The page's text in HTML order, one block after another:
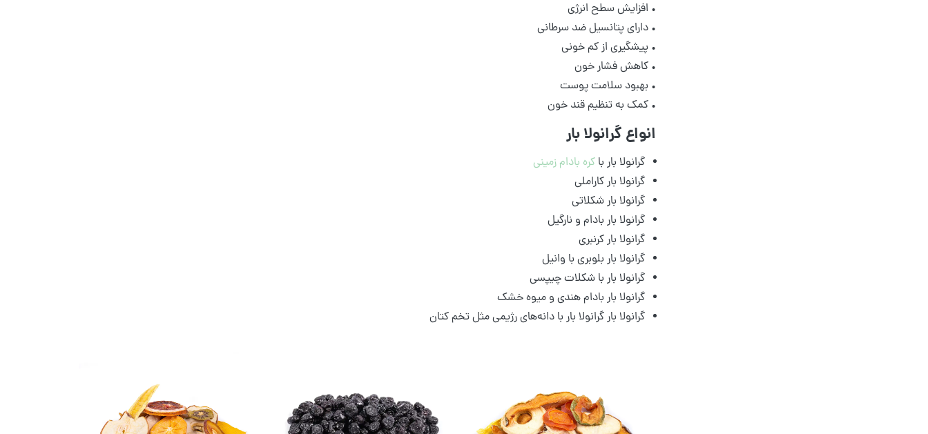
• افزایش سطح انرژی
• دارای پتانسیل ضد سرطانی
• پیشگیری از کم خونی
• کاهش فشار خون
• بهبود سلامت پوست
• کمک به تنظیم قند خون
انواع گرانولا بار
گرانولا بار با کره بادام زمینی
گرانولا بار کاراملی
گرانولا بار شکلاتی
گرانولا بار بادام و نارگیل
گرانولا بار کرنبری
گرانولا بار بلوبری با وانیل
گرانولا بار با شکلات چیپسی
گرانولا بار بادام هندی و میوه خشک
گرانولا بار گرانولا بار با دانه‌های رژیمی مثل تخم کتان